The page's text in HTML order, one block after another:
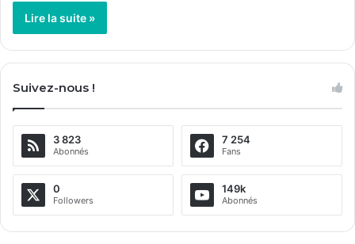
Lire la suite »
Suivez-nous !
3 823
Abonnés
7 254
Fans
0
Followers
149k
Abonnés